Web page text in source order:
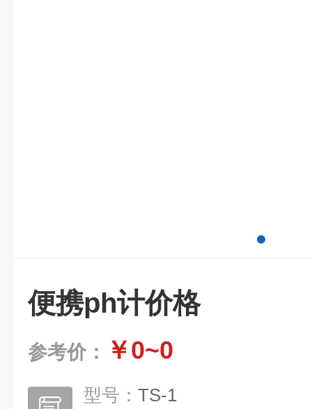
便携ph计价格
参考价： ￥0~0
型号： TS-1